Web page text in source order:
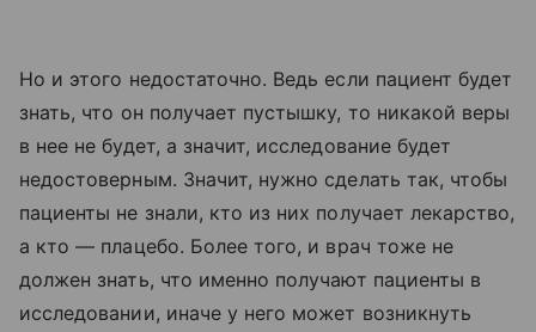
Но и этого недостаточно. Ведь если пациент будет
знать, что он получает пустышку, то никакой веры
в нее не будет, а значит, исследование будет
недостоверным. Значит, нужно сделать так, чтобы
пациенты не знали, кто из них получает лекарство,
а кто — плацебо. Более того, и врач тоже не
должен знать, что именно получают пациенты в
исследовании, иначе у него может возникнуть